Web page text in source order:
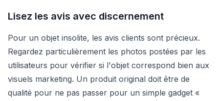
Lisez les avis avec discernement
Pour un objet insolite, les avis clients sont précieux.
Regardez particulièrement les photos postées par les
utilisateurs pour vérifier si l'objet correspond bien aux
visuels marketing. Un produit original doit être de
qualité pour ne pas passer pour un simple gadget «